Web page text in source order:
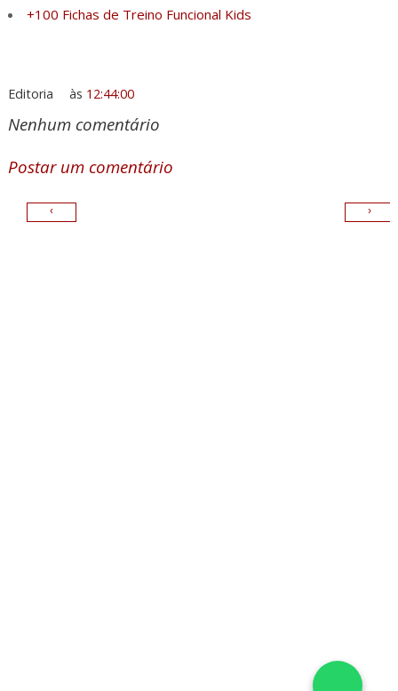
+100 Fichas de Treino Funcional Kids
Editoria às 12:44:00
Nenhum comentário
Postar um comentário
‹ ›